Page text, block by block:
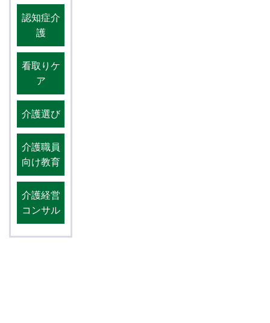
認知症介
護
看取りケ
ア
介護選び
介護職員
向け教育
介護経営
コンサル